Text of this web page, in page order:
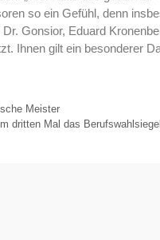
so ein Gefühl, denn
Gonsior, Eduard
Ihnen gilt ein besonderer
Meister
dritten Mal das Berufswahlsiegel